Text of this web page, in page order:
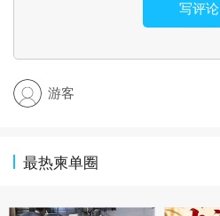
写评论
游客
最热柬单圈